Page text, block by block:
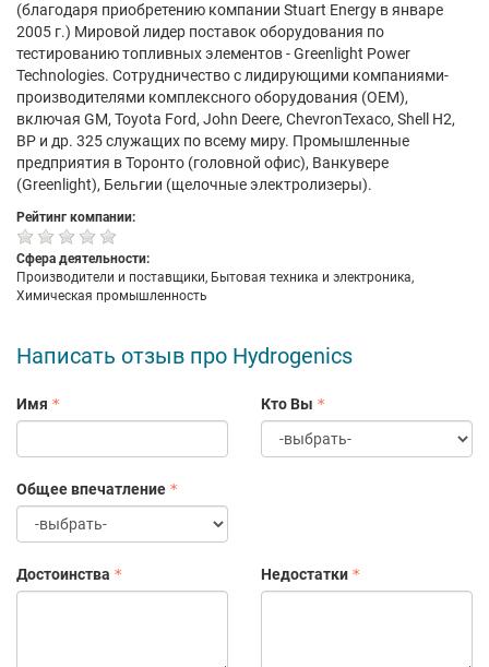
(благодаря приобретению компании Stuart Energy в январе
2005 г.) Мировой лидер поставок оборудования по
тестированию топливных элементов - Greenlight Power
Technologies. Сотрудничество с лидирующими компаниями-
производителями комплексного оборудования (OEM),
включая GM, Toyota Ford, John Deere, ChevronTexaco, Shell H2,
BP и др. 325 служащих по всему миру. Промышленные
предприятия в Торонто (головной офис), Ванкувере
(Greenlight), Бельгии (щелочные электролизеры).
Рейтинг компании:
Сфера деятельности:
Производители и поставщики, Бытовая техника и электроника,
Химическая промышленность
Написать отзыв про Hydrogenics
Имя Кто Вы
Общее впечатление
Достоинства Недостатки